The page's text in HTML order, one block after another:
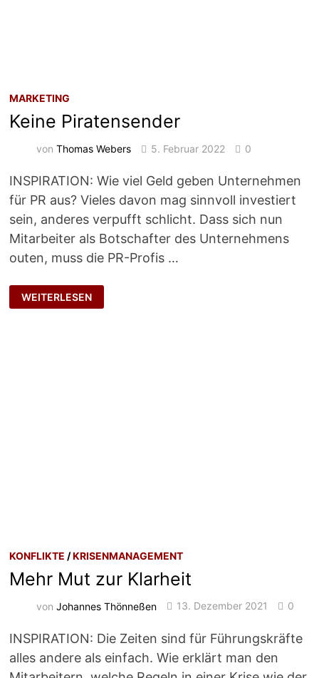
MARKETING
Keine Piratensender
vonThomas Webers 5. Februar 2022 0
INSPIRATION: Wie viel Geld geben Unternehmen
für PR aus? Vieles davon mag sinnvoll investiert
sein, anderes verpufft schlicht. Dass sich nun
Mitarbeiter als Botschafter des Unternehmens
outen, muss die PR-Profis …
KEINE
PIRATENSENDER
WEITERLESEN
KONFLIKTE /KRISENMANAGEMENT
Mehr Mut zur Klarheit
vonJohannes Thönneßen 13. Dezember 2021 0
INSPIRATION: Die Zeiten sind für Führungskräfte
alles andere als einfach. Wie erklärt man den